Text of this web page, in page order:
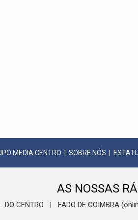
MEDIA CENTRO SOBRE NÓS
AS NOSSAS
DO CENTRO FADO DE COIMBRA